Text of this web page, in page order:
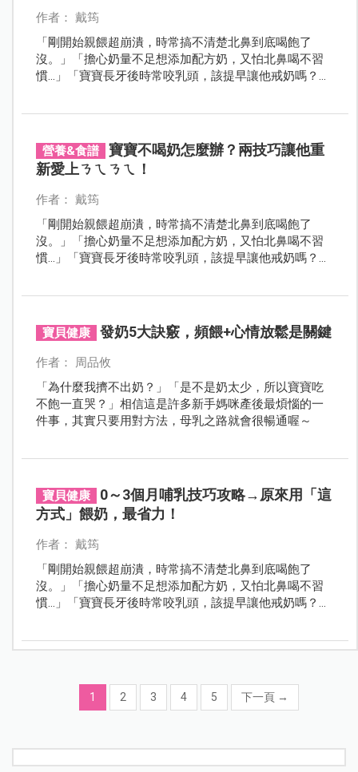
作者： 戴筠
「剛開始親餵超崩潰，時常搞不清楚北鼻到底喝飽了
沒。」「擔心奶量不足想添加配方奶，又怕北鼻喝不習
慣…」「寶寶長牙後時常咬乳頭，該提早讓他戒奶嗎？」
營養&食譜
寶寶不喝奶怎麼辦？兩技巧讓他重
新愛上ㄋㄟㄋㄟ！
作者： 戴筠
「剛開始親餵超崩潰，時常搞不清楚北鼻到底喝飽了
沒。」「擔心奶量不足想添加配方奶，又怕北鼻喝不習
慣…」「寶寶長牙後時常咬乳頭，該提早讓他戒奶嗎？」
寶貝健康
發奶5大訣竅，頻餵+心情放鬆是關鍵
作者： 周品攸
「為什麼我擠不出奶？」「是不是奶太少，所以寶寶吃
不飽一直哭？」相信這是許多新手媽咪產後最煩惱的一
件事，其實只要用對方法，母乳之路就會很暢通喔～
寶貝健康
0～3個月哺乳技巧攻略→原來用「這
方式」餵奶，最省力！
作者： 戴筠
「剛開始親餵超崩潰，時常搞不清楚北鼻到底喝飽了
沒。」「擔心奶量不足想添加配方奶，又怕北鼻喝不習
慣…」「寶寶長牙後時常咬乳頭，該提早讓他戒奶嗎？」
哺乳期！
1 2 3 4 5 下一頁 →